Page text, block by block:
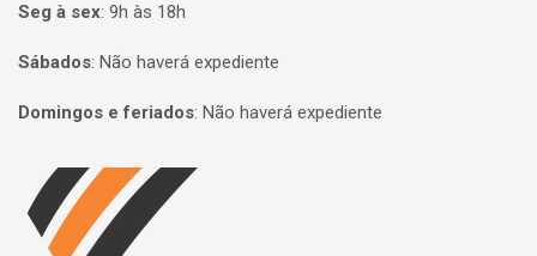
Seg à sex: 9h às 18h
Sábados: Não haverá expediente
Domingos e feriados: Não haverá expediente
Página inicial